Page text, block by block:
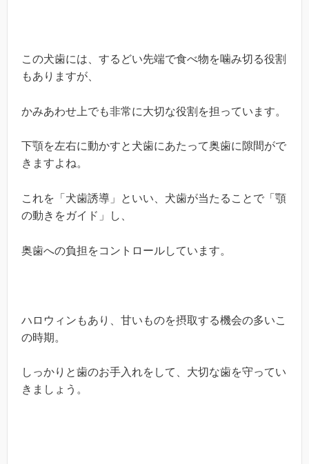
この犬歯には、するどい先端で食べ物を噛み切る役割
もありますが、
かみあわせ上でも非常に大切な役割を担っています。
下顎を左右に動かすと犬歯にあたって奥歯に隙間がで
きますよね。
これを「犬歯誘導」といい、犬歯が当たることで「顎
の動きをガイド」し、
奥歯への負担をコントロールしています。
ハロウィンもあり、甘いものを摂取する機会の多いこ
の時期。
しっかりと歯のお手入れをして、大切な歯を守ってい
きましょう。